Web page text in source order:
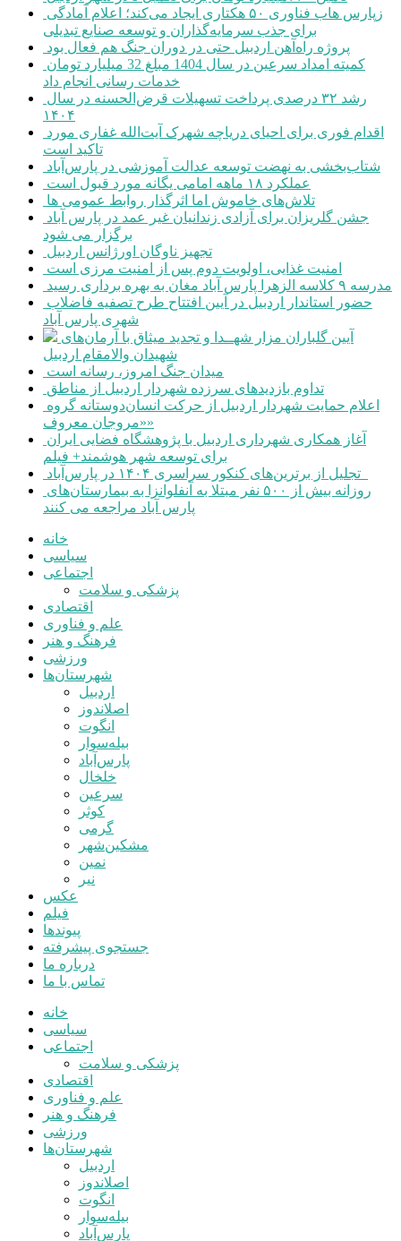
برای جذب سرمایه‌گذاران و توسعه صنایع تبدیلی
پروژه راه‌آهن اردبیل حتی در دوران جنگ هم فعال بود
خدمات رسانی انجام داد
۱۴۰۴
تاکید است
شتاب‌بخشی به نهضت توسعه عدالت آموزشی در پارس‌آباد
عملکرد ۱۸ ماهه امامی یگانه مورد قبول است
تلاش‌های خاموش اما اثرگذار روابط عمومی ها
برگزار می شود
تجهیز ناوگان اورژانس اردبیل
امنیت غذایی، اولویت دوم پس از امنیت مرزی است
مدرسه ۹ کلاسه الزهرا پارس آباد مغان به بهره برداری رسید
شهری پارس آباد
شهیدان والامقام اردبیل
میدان جنگ امروز، رسانه است
تداوم بازدیدهای سرزده شهردار اردبیل از مناطق
«مروجان معروف»
برای توسعه شهر هوشمند+ فیلم
پارس آباد مراجعه می کنند
خانه
سیاسی
اجتماعی
پزشکی و سلامت
اقتصادی
علم و فناوری
فرهنگ و هنر
ورزشی
شهرستان‌ها
اردبیل
اصلاندوز
انگوت
بیله‌سوار
پارس‌آباد
خلخال
سرعین
کوثر
گرمی
مشکین‌شهر
نمین
نیر
عکس
فیلم
پیوندها
جستجوی پیشرفته
درباره ما
تماس با ما
خانه
سیاسی
اجتماعی
پزشکی و سلامت
اقتصادی
علم و فناوری
فرهنگ و هنر
ورزشی
شهرستان‌ها
اردبیل
اصلاندوز
انگوت
بیله‌سوار
پارس‌آباد